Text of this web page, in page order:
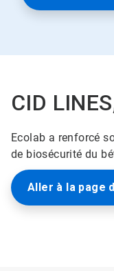
CID
Ecolab a renforcé
de biosécurité du
Aller à la page